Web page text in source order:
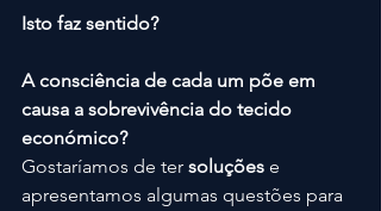
Isto faz sentido?
A consciência de cada um põe em
causa a sobrevivência do tecido
económico?
Gostaríamos de ter soluções e
apresentamos algumas questões para